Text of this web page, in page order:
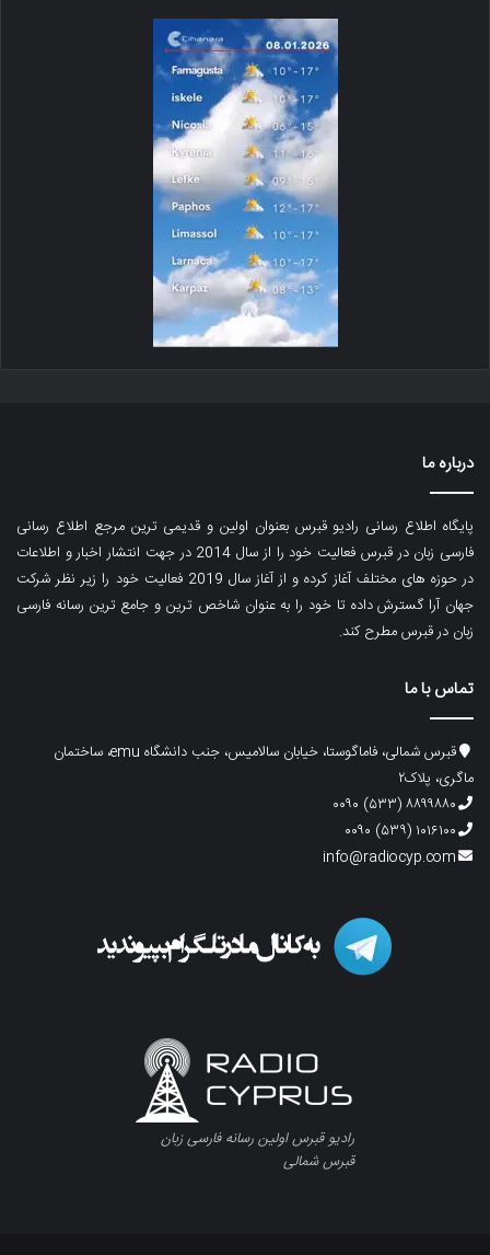
درباره ما
پایگاه اطلاع رسانی رادیو قبرس بعنوان اولین و قدیمی ترین مرجع اطلاع رسانی
فارسی زبان در قبرس فعالیت خود را از سال 2014 در جهت انتشار اخبار و اطلاعات
در حوزه های مختلف آغاز کرده و از آغاز سال 2019 فعالیت خود را زیر نظر شرکت
جهان آرا گسترش داده تا خود را به عنوان شاخص ترین و جامع ترین رسانه فارسی
زبان در قبرس مطرح کند.
تماس با ما
قبرس شمالی، فاماگوستا، خیابان سالامیس، جنب دانشگاه emu، ساختمان
ماگری، پلاک۲
۸۸۹۹۸۸۰ (۵۳۳) ۰۰۹۰
۱۰۱۶۱۰۰ (۵۳۹) ۰۰۹۰
info@radiocyp.com
رادیو قبرس اولین رسانه فارسی زبان
قبرس شمالی